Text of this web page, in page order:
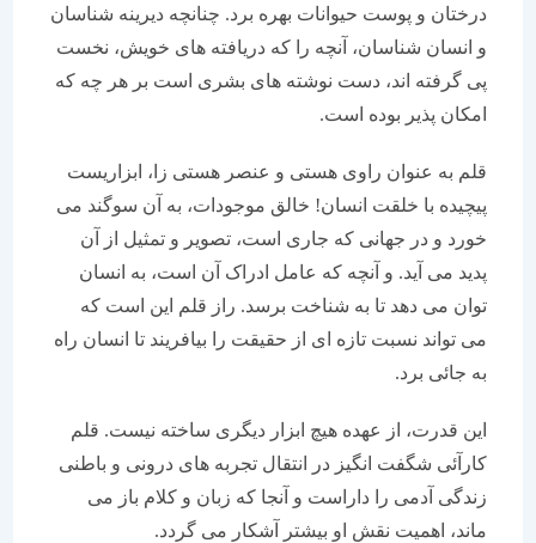
درختان و پوست حیوانات بهره برد. چنانچه دیرینه شناسان
و انسان شناسان، آنچه را که دریافته های خویش، نخست
پی گرفته اند، دست نوشته های بشری است بر هر چه که
امکان پذیر بوده است.
قلم به عنوان راوی هستی و عنصر هستی زا، ابزاریست
پیچیده با خلقت انسان! خالق موجودات، به آن سوگند می
خورد و در جهانی که جاری است، تصویر و تمثیل از آن
پدید می آید. و آنچه که عامل ادراک آن است، به انسان
توان می دهد تا به شناخت برسد. راز قلم این است که
می تواند نسبت تازه ای از حقیقت را بیافریند تا انسان راه
به جائی برد.
این قدرت، از عهده هیچ ابزار دیگری ساخته نیست. قلم
کارآئی شگفت انگیز در انتقال تجربه های درونی و باطنی
زندگی آدمی را داراست و آنجا که زبان و کلام باز می
ماند، اهمیت نقش او بیشتر آشکار می گردد.